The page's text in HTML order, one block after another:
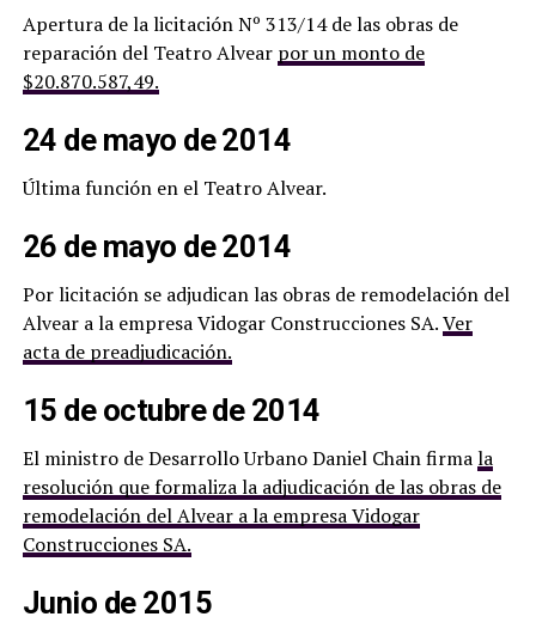
Apertura de la licitación Nº 313/14 de las obras de
reparación del Teatro Alvear por un monto de
$20.870.587,49.
24 de mayo de 2014
Última función en el Teatro Alvear.
26 de mayo de 2014
Por licitación se adjudican las obras de remodelación del
Alvear a la empresa Vidogar Construcciones SA.Ver
acta de preadjudicación.
15 de octubre de 2014
El ministro de Desarrollo Urbano Daniel Chain firmala
resolución que formaliza la adjudicación de las obras de
remodelación del Alvear a la empresa Vidogar
Construcciones SA.
Junio de 2015